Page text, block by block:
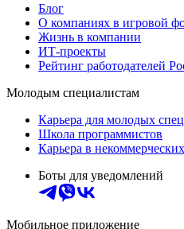
Блог
О компаниях в игровой
Жизнь в компании
ИТ-проекты
Рейтинг работодателей
Молодым специалистам
Карьера для молодых
Школа программистов
Карьера в
Боты для уведомлений
Мобильное приложение